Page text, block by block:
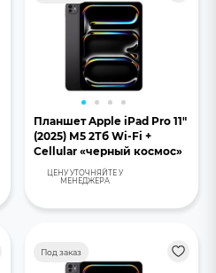
Планшет Apple iPad Pro 11"
(2025) М5 2Тб Wi-Fi +
Cellular «черный космос»
ЦЕНУ УТОЧНЯЙТЕ У
МЕНЕДЖЕРА
Под заказ